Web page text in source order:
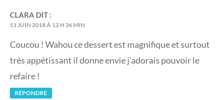
CLARA DIT :
11 JUIN 2018 À 12 H 36 MIN
Coucou ! Wahou ce dessert est magnifique et surtout
très appétissant il donne envie j’adorais pouvoir le
refaire !
RÉPONDRE